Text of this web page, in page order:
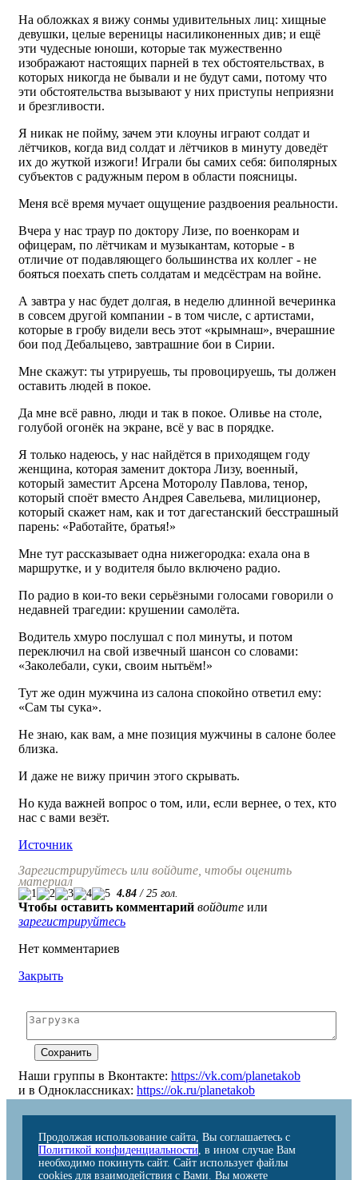
На обложках я вижу сонмы удивительных лиц: хищные
девушки, целые вереницы насиликоненных див; и ещё
эти чудесные юноши, которые так мужественно
изображают настоящих парней в тех обстоятельствах, в
которых никогда не бывали и не будут сами, потому что
эти обстоятельства вызывают у них приступы неприязни
и брезгливости.
Я никак не пойму, зачем эти клоуны играют солдат и
лётчиков, когда вид солдат и лётчиков в минуту доведёт
их до жуткой изжоги! Играли бы самих себя: биполярных
субъектов с радужным пером в области поясницы.
Меня всё время мучает ощущение раздвоения реальности.
Вчера у нас траур по доктору Лизе, по военкорам и
офицерам, по лётчикам и музыкантам, которые - в
отличие от подавляющего большинства их коллег - не
бояться поехать спеть солдатам и медсёстрам на войне.
А завтра у нас будет долгая, в неделю длинной вечеринка
в совсем другой компании - в том числе, с артистами,
которые в гробу видели весь этот «крымнаш», вчерашние
бои под Дебальцево, завтрашние бои в Сирии.
Мне скажут: ты утрируешь, ты провоцируешь, ты должен
оставить людей в покое.
Да мне всё равно, люди и так в покое. Оливье на столе,
голубой огонёк на экране, всё у вас в порядке.
Я только надеюсь, у нас найдётся в приходящем году
женщина, которая заменит доктора Лизу, военный,
который заместит Арсена Моторолу Павлова, тенор,
который споёт вместо Андрея Савельева, милиционер,
который скажет нам, как и тот дагестанский бесстрашный
парень: «Работайте, братья!»
Мне тут рассказывает одна нижегородка: ехала она в
маршрутке, и у водителя было включено радио.
По радио в кои-то веки серьёзными голосами говорили о
недавней трагедии: крушении самолёта.
Водитель хмуро послушал с пол минуты, и потом
переключил на свой извечный шансон со словами:
«Заколебали, суки, своим нытьём!»
Тут же один мужчина из салона спокойно ответил ему:
«Сам ты сука».
Не знаю, как вам, а мне позиция мужчины в салоне более
близка.
И даже не вижу причин этого скрывать.
Но куда важней вопрос о том, или, если вернее, о тех, кто
нас с вами везёт.
Источник
Зарегистрируйтесь или войдите, чтобы оценить
материал
4.84 / 25 гол.
Чтобы оставить комментарий войдите или
зарегистрируйтесь
Нет комментариев
Закрыть
Наши группы в Вконтакте: https://vk.com/planetakob
и в Одноклассниках: https://ok.ru/planetakob
Продолжая использование сайта, Вы соглашаетесь с
Политикой конфиденциальности, в ином случае Вам
необходимо покинуть сайт. Сайт использует файлы
cookies для взаимодействия с Вами. Вы можете